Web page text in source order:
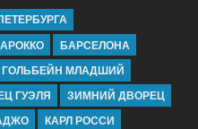
БАРСЕЛОНА
ГОЛЬБЕЙН МЛАДШИЙ
ГУЭЛЯ
ЗИМНИЙ ДВОРЕЦ
КАРЛ РОССИ